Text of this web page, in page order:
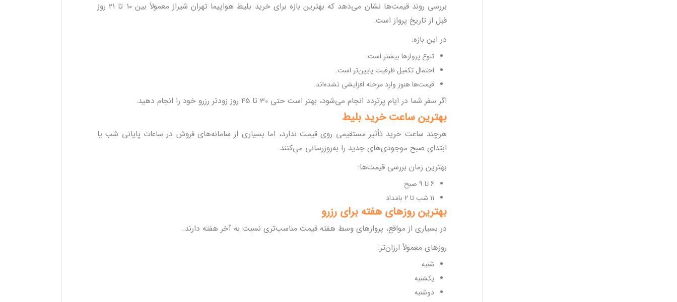
بررسی روند قیمت‌ها نشان می‌دهد که بهترین بازه برای خرید بلیط هواپیما تهران شیراز معمولاً بین 10 تا 21 روز
قبل از تاریخ پرواز است.
در این بازه:
تنوع پروازها بیشتر است.
احتمال تکمیل ظرفیت پایین‌تر است.
قیمت‌ها هنوز وارد مرحله افزایشی نشده‌اند.
اگر سفر شما در ایام پرتردد انجام می‌شود، بهتر است حتی 30 تا 45 روز زودتر رزرو خود را انجام دهید.
بهترین ساعت خرید بلیط
هرچند ساعت خرید تأثیر مستقیمی روی قیمت ندارد، اما بسیاری از سامانه‌های فروش در ساعات پایانی شب یا
ابتدای صبح موجودی‌های جدید را به‌روزرسانی می‌کنند.
بهترین زمان بررسی قیمت‌ها:
6 تا 9 صبح
11 شب تا 2 بامداد
بهترین روزهای هفته برای رزرو
در بسیاری از مواقع، پروازهای وسط هفته قیمت مناسب‌تری نسبت به آخر هفته دارند.
روزهای معمولاً ارزان‌تر:
شنبه
یکشنبه
دوشنبه